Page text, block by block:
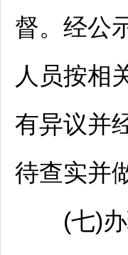
督。经公
人员按相
有异议并
待查实并
(七)办